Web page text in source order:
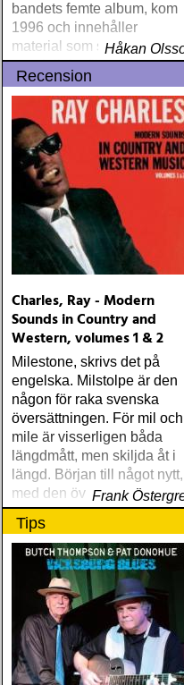
bandets femte album, kom
1996 och innehåller
material som skrevs
speciellt för filmen Lotto
Land
Håkan
Recension
Charles, Ray - Modern
Sounds in Country and
Western, volumes 1 & 2
Milestone, skrivs det på
engelska. Milstolpe är den
någon för raka svenska
översättningen. För mil och
mile är visserligen båda
längdmått, men skiljda åt i
längd. Början till något nytt,
med den översättningen
närmar vi oss innebörden i
det engelska uttrycket
Frank
Tips